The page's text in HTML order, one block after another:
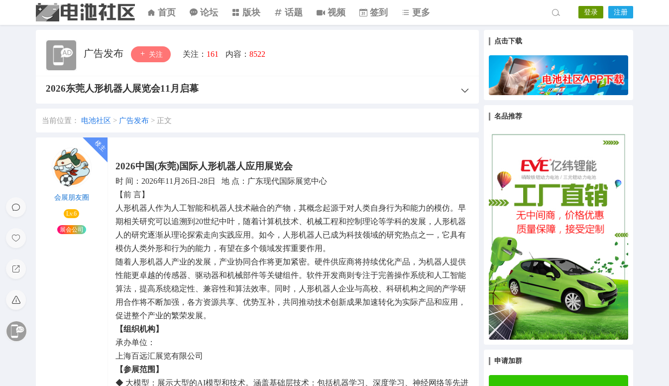
首页 论坛 版块 话题 视频 签到 更多 登录 注册
广告发布 关注 关注： 161 内容： 8522
2026东莞人形机器人展览会11月启幕
当前位置： 电池社区 > 广告发布 > 正文
会展朋友圈
Lv.6
展会公司
2026中国(东莞)国际人形机器人应用展览会
时 间：2026年11月26日-28日 地 点：广东现代国际展览中心
【前 言】
人形机器人作为人工智能和机器人技术融合的产物，其概念起源于对人类自身行为和能力的模仿。早
期相关研究可以追溯到20世纪中叶，随着计算机技术、机械工程和控制理论等学科的发展，人形机器
人的研究逐渐从理论探索走向实践应用。如今，人形机器人已成为科技领域的研究热点之一，它具有
模仿人类外形和行为的能力，有望在多个领域发挥重要作用。
随着人形机器人产业的发展，产业协同合作将更加紧密。硬件供应商将持续优化产品，为机器人提供
性能更卓越的传感器、驱动器和机械部件等关键组件。软件开发商则专注于完善操作系统和人工智能
算法，提高系统稳定性、兼容性和算法效率。同时，人形机器人企业与高校、科研机构之间的产学研
用合作将不断加强，各方资源共享、优势互补，共同推动技术创新成果加速转化为实际产品和应用，
促进整个产业的繁荣发展。
【组织机构】
承办单位：
上海百远汇展览有限公司
【参展范围】
◆ 大模型：展示大型的AI模型和技术。涵盖基础层技术：包括机器学习、深度学习、神经网络等先进
点击下载
名品推荐
申请加群